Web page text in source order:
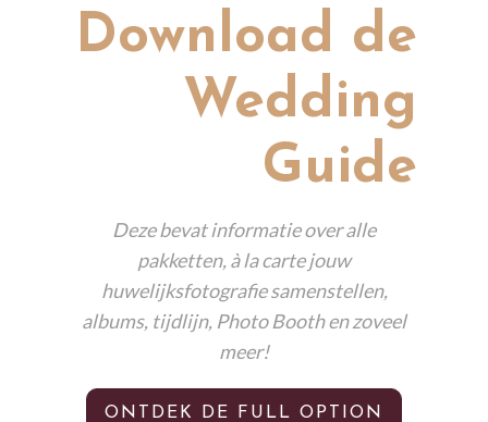
Download de
Wedding
Guide
Deze bevat informatie over alle
pakketten, à la carte jouw
huwelijksfotografie samenstellen,
albums, tijdlijn, Photo Booth en zoveel
meer!
ONTDEK DE FULL OPTION